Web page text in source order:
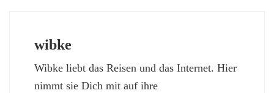
wibke
Wibke liebt das Reisen und das Internet. Hier
nimmt sie Dich mit auf ihre